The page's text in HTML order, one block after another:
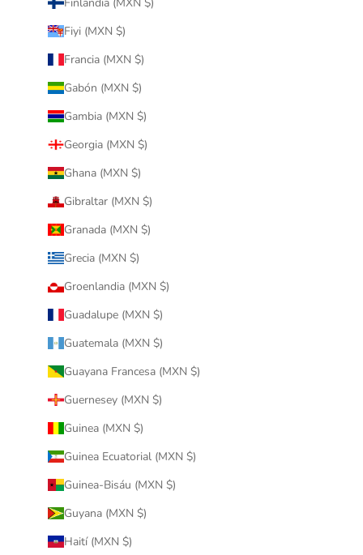
Fiyi (MXN $)
Francia (MXN $)
Gabón (MXN $)
Gambia (MXN $)
Georgia (MXN $)
Ghana (MXN $)
Gibraltar (MXN $)
Granada (MXN $)
Grecia (MXN $)
Groenlandia (MXN $)
Guadalupe (MXN $)
Guatemala (MXN $)
Guayana Francesa (MXN $)
Guernesey (MXN $)
Guinea (MXN $)
Guinea Ecuatorial (MXN $)
Guinea-Bisáu (MXN $)
Guyana (MXN $)
Haití (MXN $)